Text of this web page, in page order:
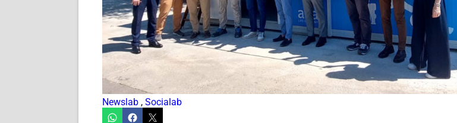
Newslab , Socialab